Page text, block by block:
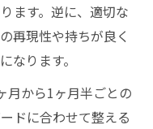
ます。逆に、適切な
再現性や持ちが良く
なります。
月から1ヶ月半ごとの
ドに合わせて整える